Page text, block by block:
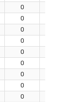
0
0
0
0
0
0
0
0
0